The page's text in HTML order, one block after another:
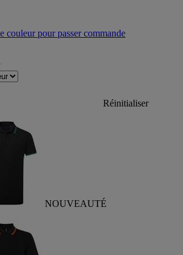
couleur pour passer commande
Réinitialiser
NOUVEAUTÉ